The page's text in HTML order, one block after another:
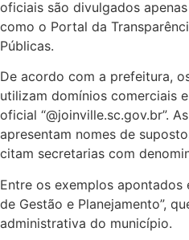
oficiais são divulgados
como o Portal da
Públicas.
De acordo com a prefeitura,
utilizam domínios comerciais
oficial “@joinville.sc.gov.br”.
apresentam nomes de
citam secretarias com
Entre os exemplos apontados
de Gestão e Planejamento”,
administrativa do município.